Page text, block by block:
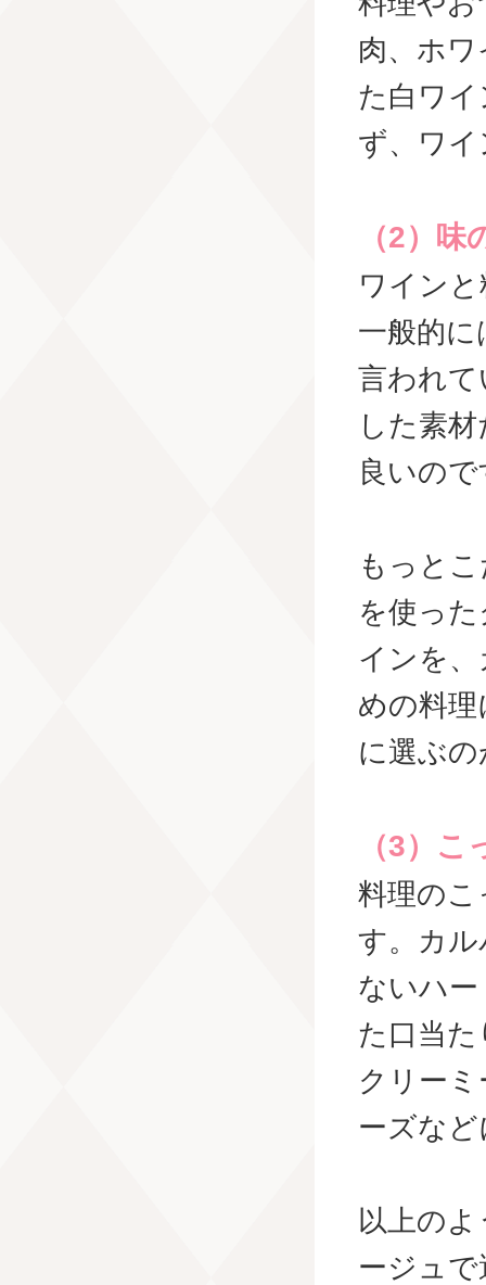
肉、ホ
た白ワ
ず、ワ
（2）
ワイン
一般的
言われ
した素
良いの
もっと
を使っ
インを
めの料
に選ぶ
（3）
料理の
す。カ
ないハ
た口当
クリー
ーズな
以上の
ージュ